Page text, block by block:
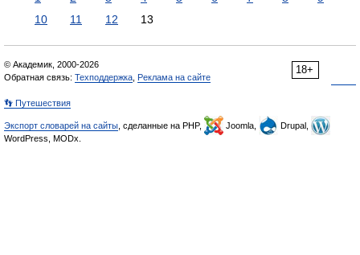
10
11 12 13
18+
© Академик, 2000-2026
Обратная связь: Техподдержка Реклама на сайте
👣 Путешествия
Экспорт словарей на сайты , сделанные на PHP, Joomla,
Drupal,
WordPress, MODx.